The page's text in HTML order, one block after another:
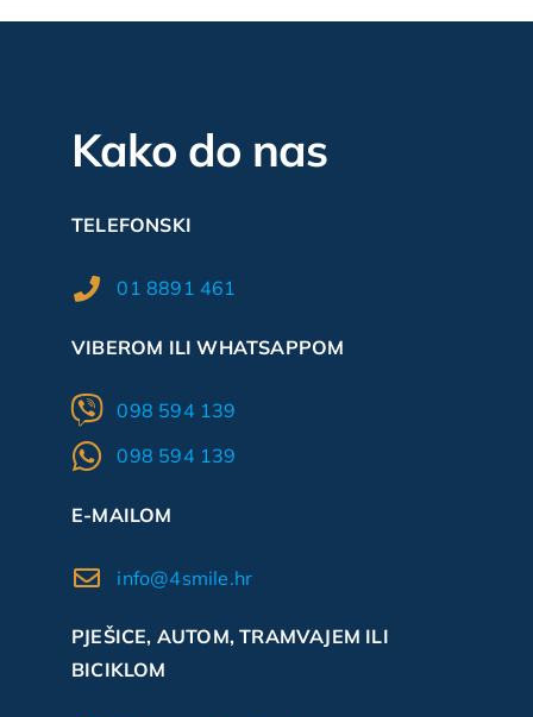
Kako do nas
TELEFONSKI
01 8891 461
VIBEROM ILI WHATSAPPOM
098 594 139
098 594 139
E-MAILOM
info@4smile.hr
PJEŠICE, AUTOM, TRAMVAJEM ILI
BICIKLOM